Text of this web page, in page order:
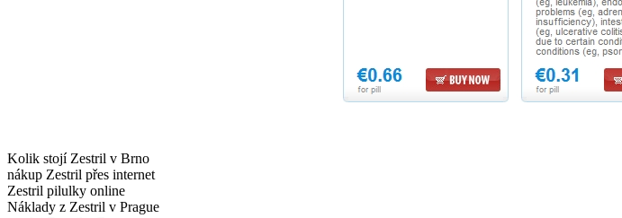
Kolik stojí Zestril v Brno
nákup Zestril přes internet
Zestril pilulky online
Náklady z Zestril v Prague